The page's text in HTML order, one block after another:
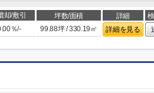
却/敷引 坪数/面積 詳細
％/- 99.88坪 / 330.19㎡ 詳細を見る